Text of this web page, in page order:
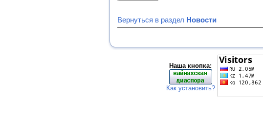
Вернуться в раздел Новости
Наша кнопка:
Как установить?